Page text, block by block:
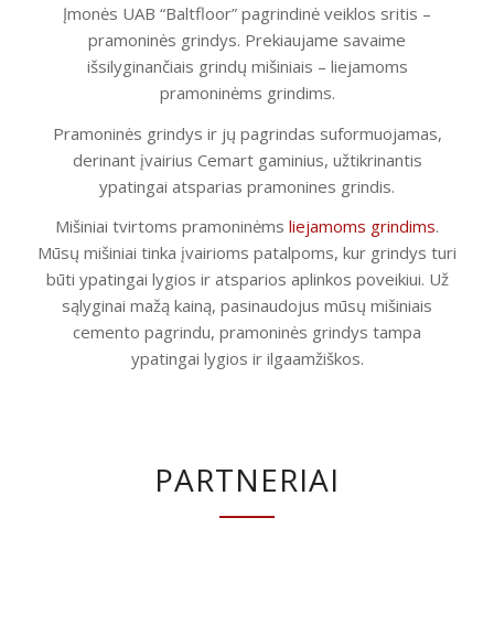
Įmonės UAB “Baltfloor” pagrindinė veiklos sritis –
pramoninės grindys. Prekiaujame savaime
išsilyginančiais grindų mišiniais – liejamoms
pramoninėms grindims.
Pramoninės grindys ir jų pagrindas suformuojamas,
derinant įvairius Cemart gaminius, užtikrinantis
ypatingai atsparias pramonines grindis.
Mišiniai tvirtoms pramoninėms liejamoms grindims.
Mūsų mišiniai tinka įvairioms patalpoms, kur grindys turi
būti ypatingai lygios ir atsparios aplinkos poveikiui. Už
sąlyginai mažą kainą, pasinaudojus mūsų mišiniais
cemento pagrindu, pramoninės grindys tampa
ypatingai lygios ir ilgaamžiškos.
PARTNERIAI